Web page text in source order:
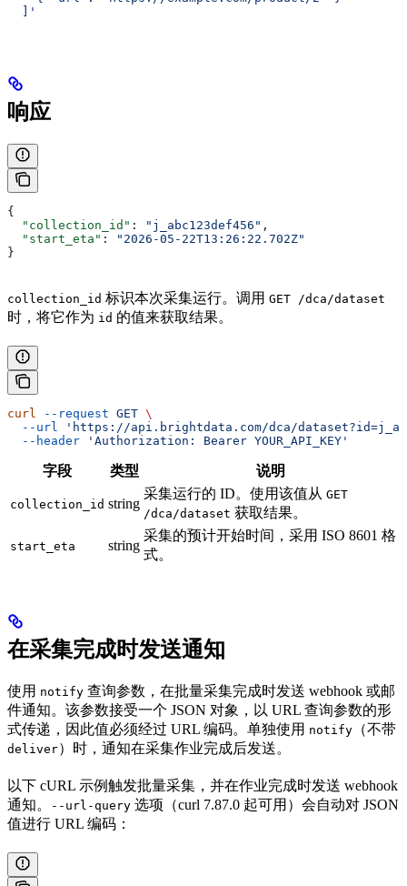
  ]'
响应
{
  "collection_id"
: "j_abc123def456" ,
  "start_eta"
:
"2026-05-22T13:26:22.702Z"
}
collection_id 标识本次采集运行。调用 GET /dca/dataset
时，将它作为 id 的值来获取结果。
curl --request GET \
  --url
'https://api.brightdata.com/dca/
  --header
'Authorization: Bearer YOUR_API_KEY'
字段 类型 说明
collection_id string
采集运行的 ID。使用该值从 GET
/dca/dataset 获取结果。
start_eta string
采集的预计开始时间，采用 ISO 8601 格
式。
在采集完成时发送通知
使用 notify 查询参数，在批量采集完成时发送 webhook 或邮
件通知。该参数接受一个 JSON 对象，以 URL 查询参数的形
式传递，因此值必须经过 URL 编码。单独使用 notify （不带
deliver）时，通知在采集作业完成后发送。
以下 cURL 示例触发批量采集，并在作业完成时发送 webhook
通知。
--url-query 选项（curl 7.87.0 起可用）会自动对 JSON
值进行 URL 编码：